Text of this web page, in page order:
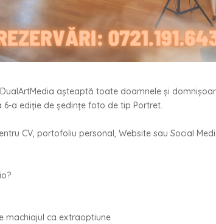
așteaptă toate doamnele și
a ediție de ședințe foto de tip Portret.
CV, portofoliu personal, Website sau Social
machiajul ca extraoptiune